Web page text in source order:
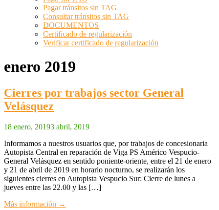
Pagar tránsitos sin TAG
Consultar tránsitos sin TAG
DOCUMENTOS
Certificado de regularización
Verificar certificado de regularización
enero 2019
Cierres por trabajos sector General
Velásquez
18 enero, 20193 abril, 2019
Informamos a nuestros usuarios que, por trabajos de concesionaria
Autopista Central en reparación de Viga PS Américo Vespucio-
General Velásquez en sentido poniente-oriente, entre el 21 de enero
y 21 de abril de 2019 en horario nocturno, se realizarán los
siguientes cierres en Autopista Vespucio Sur: Cierre de lunes a
jueves entre las 22.00 y las […]
Más información →